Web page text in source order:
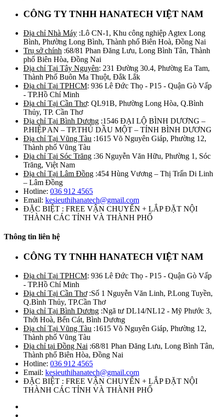
CÔNG TY TNHH HANATECH VIỆT NAM
Địa chỉ Nhà Máy :Lô CN-1, Khu công nghiệp Agtex Long
Bình, Phường Long Bình, Thành phố Biên Hoà, Đồng Nai
Trụ sở chính :68/81 Phan Đăng Lưu, Long Bình Tân, Thành
phố Biên Hòa, Đồng Nai
Địa chỉ Tại Tây Nguyên: 231 Đường 30.4, Phường Ea Tam,
Thành Phố Buôn Ma Thuột, Đắk Lắk
Địa chỉ Tại TPHCM: 936 Lê Đức Thọ - P15 - Quận Gò Vấp
- TP.Hồ Chí Minh
Địa chỉ Tại Cần Thơ: QL91B, Phường Long Hòa, Q.Bình
Thủy, TP. Cần Thơ
Địa chỉ Tại Bình Dương :1546 ĐẠI LỘ BÌNH DƯƠNG –
P.HIỆP AN – TP.THỦ DẦU MỘT – TỈNH BÌNH DƯƠNG
Địa chỉ Tại Vũng Tàu :1615 Võ Nguyên Giáp, Phường 12,
Thành phố Vũng Tàu
Địa chỉ Tại Sóc Trăng :36 Nguyễn Văn Hữu, Phường 1, Sóc
Trăng, Việt Nam
Địa chỉ Tại Lâm Đồng :454 Hùng Vương – Thị Trấn Di Linh
– Lâm Đồng
Hotline: 036 912 4565
Email: kesieuthihanatech@gmail.com
ĐẶC BIỆT : FREE VẬN CHUYỂN + LẮP ĐẶT NỘI
THÀNH CÁC TỈNH VÀ THÀNH PHỐ
Thông tin liên hệ
CÔNG TY TNHH HANATECH VIỆT NAM
Địa chỉ Tại TPHCM: 936 Lê Đức Thọ - P15 - Quận Gò Vấp
- TP.Hồ Chí Minh
Địa chỉ Tại Cần Thơ:Số 1 Nguyễn Văn Linh, P.Long Tuyền,
Q.Bình Thủy, TP.Cần Thơ
Địa chỉ Tại Bình Dương :Ngã tư DL14/NL12 - Mỹ Phước 3,
Thới Hoà, Bến Cát, Bình Dương
Địa chỉ Tại Vũng Tàu :1615 Võ Nguyên Giáp, Phường 12,
Thành phố Vũng Tàu
Địa chỉ tại Đồng Nai :68/81 Phan Đăng Lưu, Long Bình Tân,
Thành phố Biên Hòa, Đồng Nai
Hotline: 036 912 4565
Email: kesieuthihanatech@gmail.com
ĐẶC BIỆT : FREE VẬN CHUYỂN + LẮP ĐẶT NỘI
THÀNH CÁC TỈNH VÀ THÀNH PHỐ